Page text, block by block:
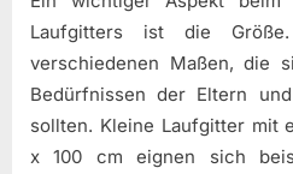
Laufgitters ist die
verschiedenen Maßen, die
Bedürfnissen der Eltern
sollten. Kleine Laufgitter mit
x 100 cm eignen sich